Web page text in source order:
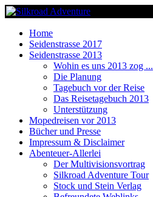
Home
Seidenstrasse 2017
Seidenstrasse 2013
Wohin es uns 2013 zog ...
Die Planung
Tagebuch vor der Reise
Das Reisetagebuch 2013
Unterstützung
Mopedreisen vor 2013
Bücher und Presse
Impressum & Disclaimer
Abenteuer-Allerlei
Der Multivisionsvortrag
Silkroad Adventure Tour
Stock und Stein Verlag